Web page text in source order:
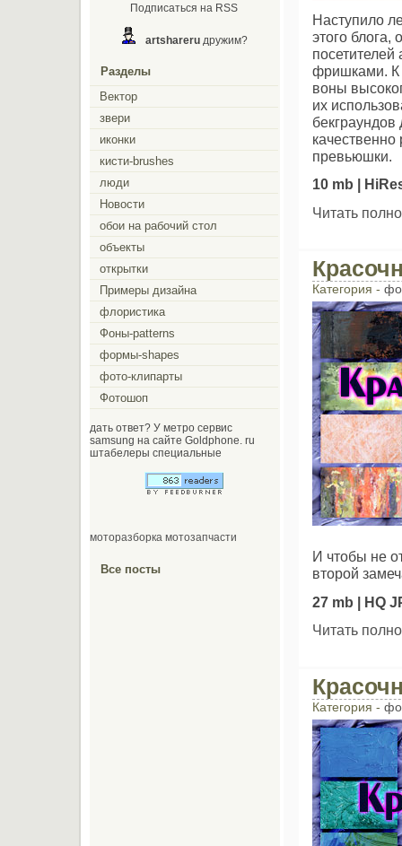
Наступило
этого блога,
фришками. К
воны
их
превьюшки.
10 mb |
Читать
Категория -
И чтобы не
второй
27 mb | HQ
Читать
Категория -
Подписаться на RSS
artshareru дружим?
Разделы
Вектор
звери
иконки
кисти-brushes
люди
Новости
обои на рабочий стол
объекты
открытки
Примеры дизайна
флористика
Фоны-patterns
формы-shapes
фото-клипарты
Фотошоп
дать ответ? У метро сервис
samsung на сайте Goldphone. ru
штабелеры специальные
моторазборка мотозапчасти
Все посты